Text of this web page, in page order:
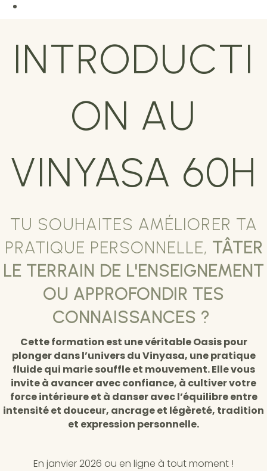
INTRODUCTI
ON AU
VINYASA 60H
TU SOUHAITES AMÉLIORER TA
PRATIQUE PERSONNELLE, TÂTER
LE TERRAIN DE L'ENSEIGNEMENT
OU APPROFONDIR TES
CONNAISSANCES ?
Cette formation est une véritable Oasis pour
plonger dans l’univers du Vinyasa, une pratique
fluide qui marie souffle et mouvement. Elle vous
invite à avancer avec confiance, à cultiver votre
force intérieure et à danser avec l’équilibre entre
intensité et douceur, ancrage et légèreté, tradition
et expression personnelle.
En janvier 2026 ou en ligne à tout moment !